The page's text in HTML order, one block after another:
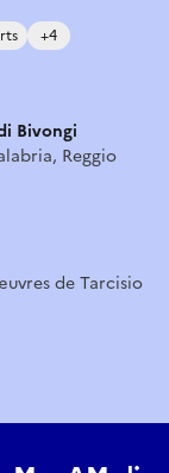
+4
Bivongi
Reggio
de Tarcisio